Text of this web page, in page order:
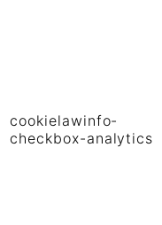
cookielawinfo-
checkbox-analytics